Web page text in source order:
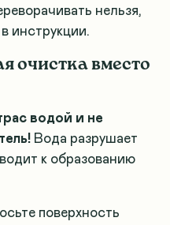
нельзя,
инструкции.
очистка вместо
водой и не
Вода разрушает
к образованию
поверхность